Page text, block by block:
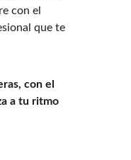
con el
que te
con el
a tu ritmo